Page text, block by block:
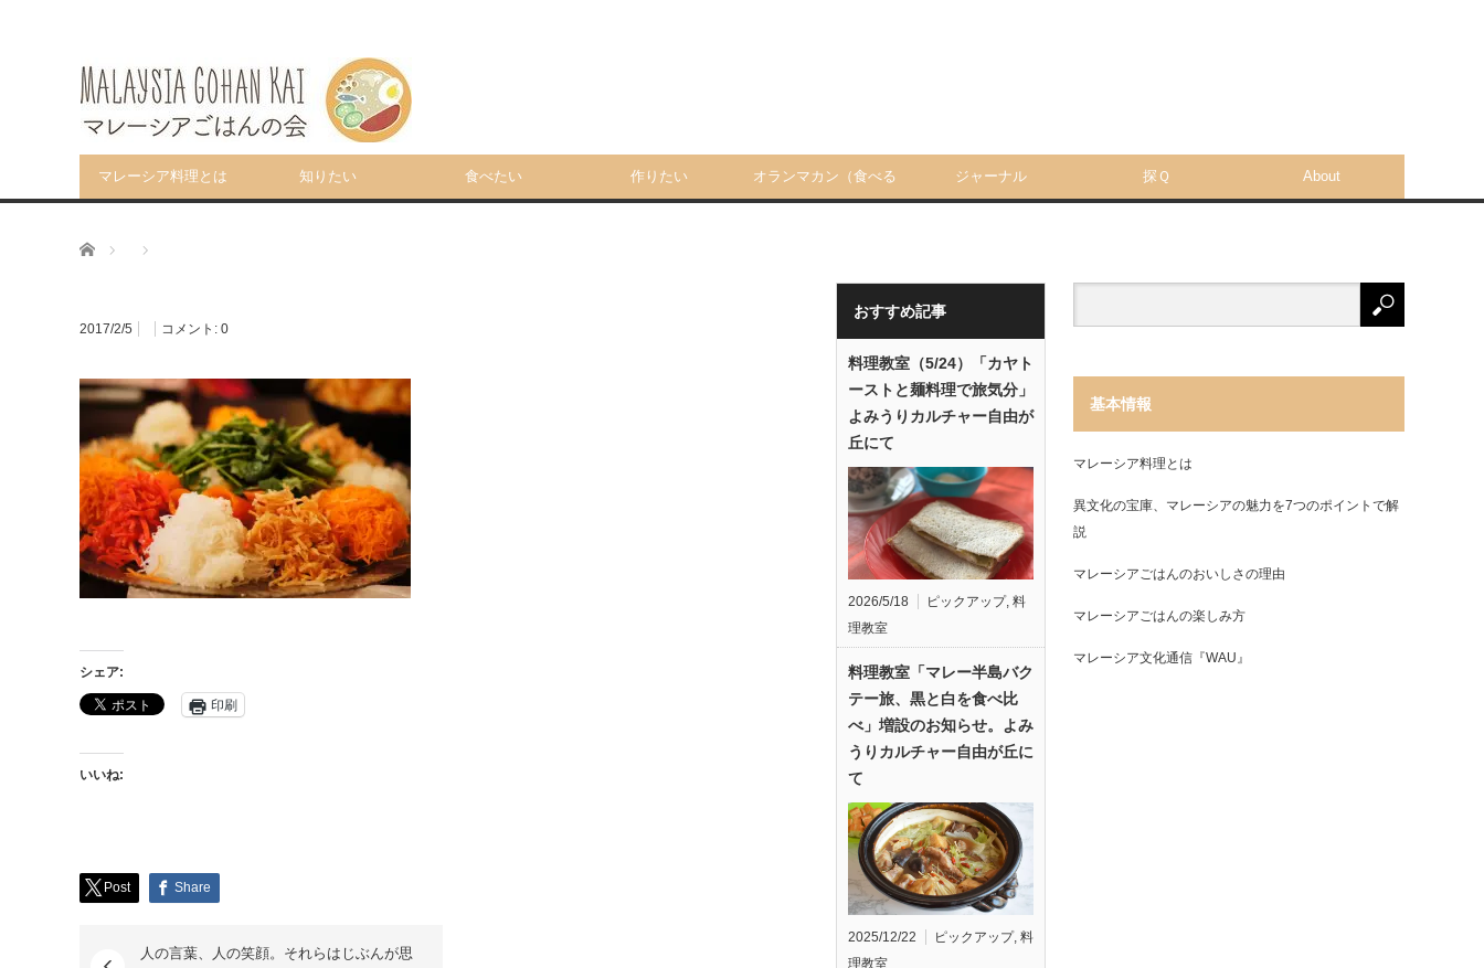
マレーシア料理とは 知りたい 食べたい 作りたい オランマカン（食べる ジャーナル 探Ｑ About
ホーム
2017/2/5 コメント: 0
シェア:
印刷
いいね:
Post Share
人の言葉、人の笑顔。それらはじぶんが思
おすすめ記事
料理教室（5/24）「カヤト
ーストと麺料理で旅気分」
よみうりカルチャー自由が
丘にて
2026/5/18 ピックアップ, 料
理教室
料理教室「マレー半島バク
テー旅、黒と白を食べ比
べ」増設のお知らせ。よみ
うりカルチャー自由が丘に
て
2025/12/22 ピックアップ, 料
理教室
基本情報
マレーシア料理とは
異文化の宝庫、マレーシアの魅力を7つのポイントで解
説
マレーシアごはんのおいしさの理由
マレーシアごはんの楽しみ方
マレーシア文化通信『WAU』